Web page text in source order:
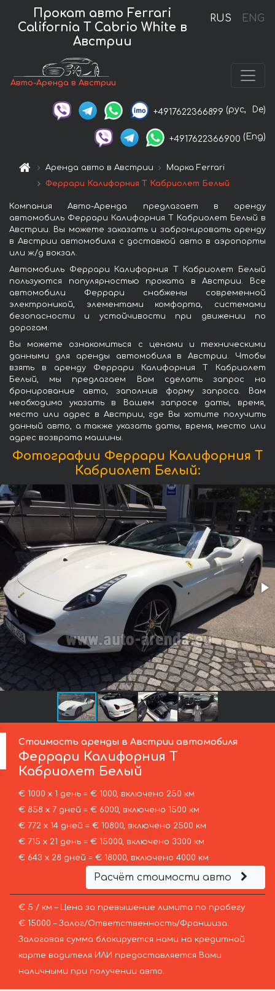
RUS ENG
Прокат авто Ferrari
California T Cabrio White в
Австрии
Авто-Аренда в Австрии
+4917622366899 (рус, De)
+4917622366900 (Eng)
Аренда авто в Австрии
Марка Ferrari
Феррари Калифорния Т Кабриолет Белый
Компания Авто-Аренда предлагает в аренду
автомобиль Феррари Калифорния Т Кабриолет Белый в
Австрии. Вы можете заказать и забронировать аренду
в Австрии автомобиля с доставкой авто в аэропорты
или ж/д вокзал.
Автомобиль Феррари Калифорния Т Кабриолет Белый
пользуются популярностью проката в Австрии. Все
автомобили Феррари снабжены современной
электроникой, элементами комфорта, системами
безопасности и устойчивости при движении по
дорогам.
Вы можете ознакомиться с ценами и техническими
данными для аренды автомобиля в Австрии. Чтобы
взять в аренду Феррари Калифорния Т Кабриолет
Белый, мы предлагаем Вам сделать запрос на
бронирование авто, заполнив форму запроса. Вам
необходимо указать в Вашем запросе даты, время,
место или адрес в Австрии, где Вы хотите получить
данный авто, а также указать даты, время, место или
адрес возврата машины.
Фотографии Феррари Калифорния Т
Кабриолет Белый:
Стоимость аренды в Австрии автомобиля
Феррари Калифорния Т
Кабриолет Белый
€ 1000 х 1 день = € 1000, включено 250 км
€ 858 х 7 дней = € 6000, включено 1500 км
€ 772 х 14 дней = € 10800, включено 2500 км
€ 715 х 21 день = € 15000, включено 3300 км
€ 643 х 28 дней = € 18000, включено 4000 км
Расчёт стоимости авто
€ 5 / км – Цена за превышение лимита по пробегу
€ 15000 – Залог/Ответственность/Франшиза.
Залоговая сумма блокируется нами на кредитной
карте водителя ИЛИ предоставляется Вами
наличными при получении авто.